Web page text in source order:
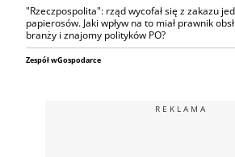
"Rzeczpospolita": rząd wycofał się z zakazu
papierosów. Jaki wpływ na to miał prawnik
branży i znajomy polityków PO?
Zespół wGospodarce
REKLAMA